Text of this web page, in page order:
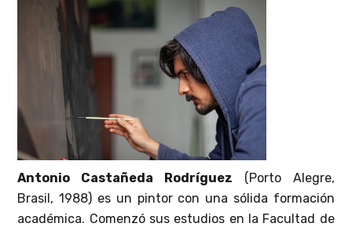
Antonio Castañeda Rodríguez (Porto Alegre,
Brasil, 1988) es un pintor con una sólida formación
académica. Comenzó sus estudios en la Facultad de